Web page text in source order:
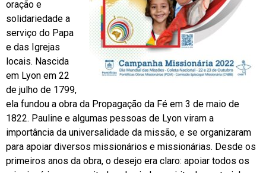
oração e
solidariedade a
serviço do Papa
e das Igrejas
locais. Nascida
em Lyon em 22
de julho de 1799,
ela fundou a obra da Propagação da Fé em 3 de maio de
1822. Pauline e algumas pessoas de Lyon viram a
importância da universalidade da missão, e se organizaram
para apoiar diversos missionários e missionárias. Desde os
primeiros anos da obra, o desejo era claro: apoiar todos os